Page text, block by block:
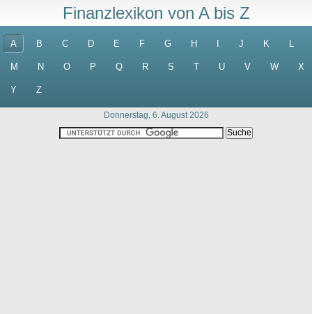
Finanzlexikon von A bis Z
A B C D E F G H J K L
M N O P Q R S T U V W X
Y Z
Donnerstag, 6. August 2026